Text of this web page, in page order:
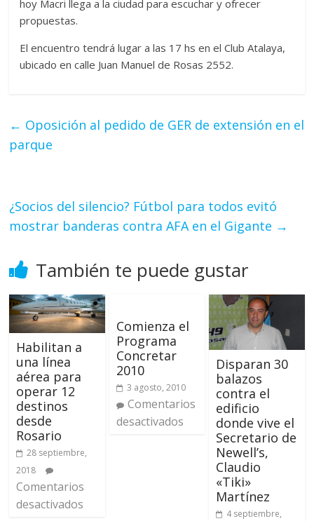
hoy Macri llega a la ciudad para escuchar y ofrecer
propuestas.
El encuentro tendrá lugar a las 17 hs en el Club Atalaya,
ubicado en calle Juan Manuel de Rosas 2552.
← Oposición al pedido de GER de extensión en el
parque
¿Socios del silencio? Fútbol para todos evitó
mostrar banderas contra AFA en el Gigante →
También te puede gustar
Habilitan a
una línea
aérea para
operar 12
destinos
desde
Rosario
28 septiembre,
2018
Comentarios
desactivados
Comienza el
Programa
Concretar
2010
3 agosto, 2010
Comentarios
desactivados
Disparan 30
balazos
contra el
edificio
donde vive el
Secretario de
Newell’s,
Claudio
«Tiki»
Martínez
4 septiembre,